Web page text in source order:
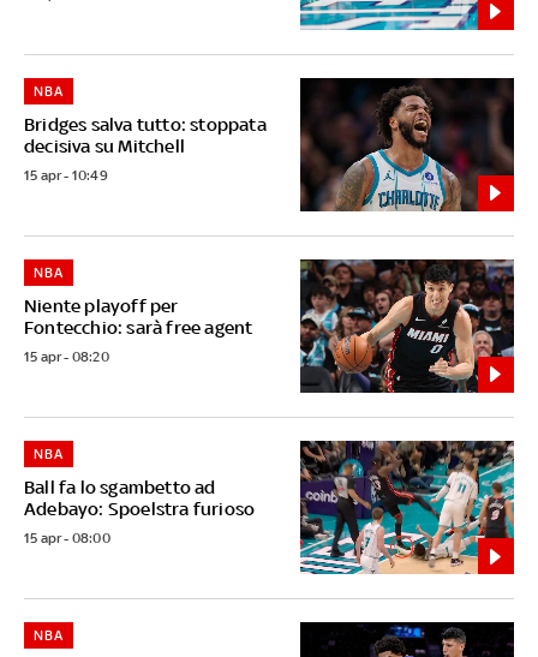
Bridges salva tutto: stoppata
decisiva su Mitchell
NBA
15 apr - 10:49
Niente playoff per
Fontecchio: sarà free agent
NBA
15 apr - 08:20
Ball fa lo sgambetto ad
Adebayo: Spoelstra furioso
NBA
15 apr - 08:00
NBA